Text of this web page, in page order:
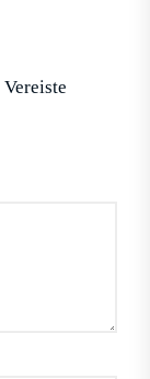
Vereiste